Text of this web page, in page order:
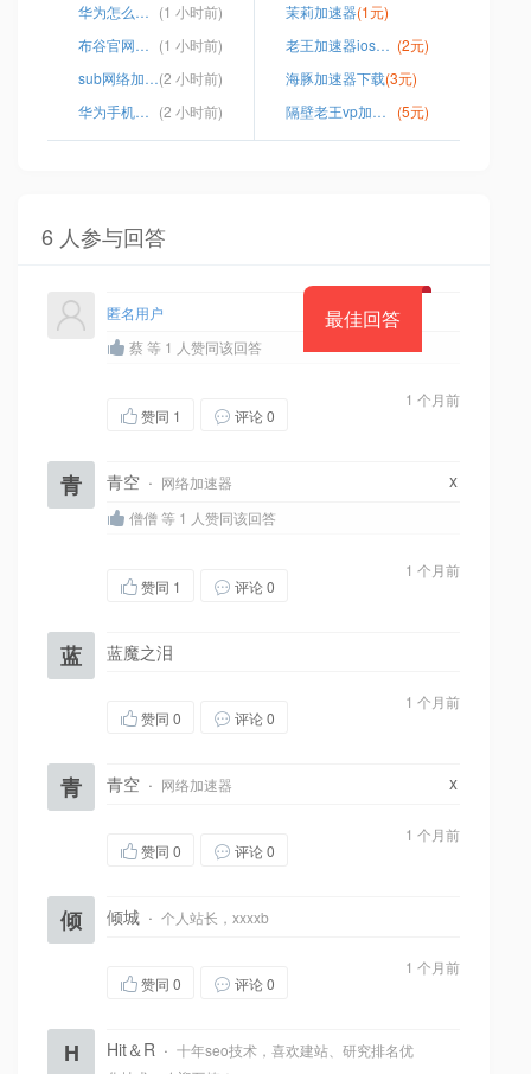
华为怎么下载twitter (1 小时前)
布谷官网加速器 (1 小时前)
sub网络加速器官网下载(2 小时前)
华为手机如何上外网 (2 小时前)
茉莉加速器(1元)
老王加速器ios官网 (2元)
海豚加速器下载(3元)
隔壁老王vp加速器2023
(5元)
6 人参与回答
最佳回答
匿名用户
蔡 等 1 人赞同该回答
1 个月前
赞同 1 评论 0
青 青空 · 网络加速器 x
僧僧 等 1 人赞同该回答
1 个月前
赞同 1 评论 0
蓝 蓝魔之泪
1 个月前
赞同 0 评论 0
青 青空 · 网络加速器 x
1 个月前
赞同 0 评论 0
倾 倾城 · 个人站长，xxxxb
1 个月前
赞同 0 评论 0
H Hit＆R · 十年seo技术，喜欢建站、研究排名优